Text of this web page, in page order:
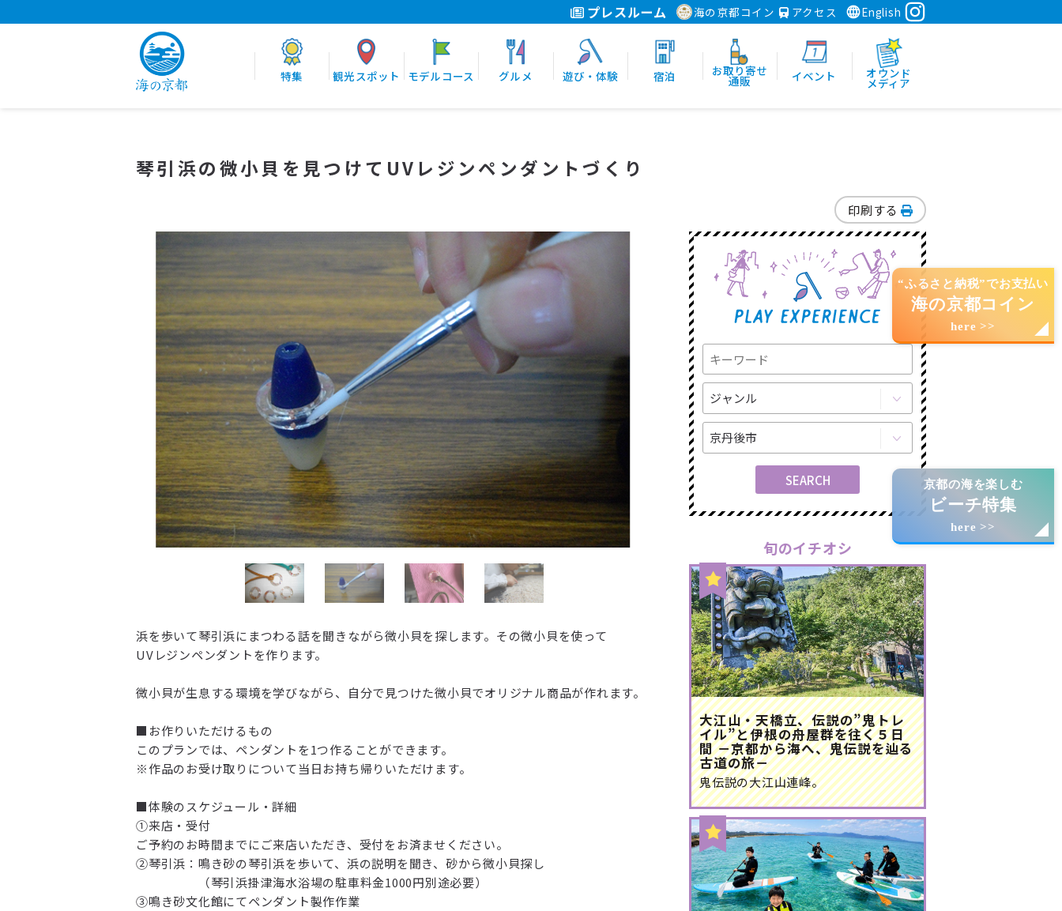
プレスルーム 海の京都コイン アクセス English
特集 観光スポット モデルコース グルメ 遊び・体験 宿泊 お取り寄せ
通販 イベント オウンド
メディア
“ふるさと納税”でお支払い
海の京都コイン
here >>
京都の海を楽しむ
ビーチ特集
here >>
琴引浜の微小貝を見つけてUVレジンペンダントづくり
印刷する
浜を歩いて琴引浜にまつわる話を聞きながら微小貝を探します。その微小貝を使って
UVレジンペンダントを作ります。
微小貝が生息する環境を学びながら、自分で見つけた微小貝でオリジナル商品が作れます。
■お作りいただけるもの
このプランでは、ペンダントを1つ作ることができます。
※作品のお受け取りについて当日お持ち帰りいただけます。
■体験のスケジュール・詳細
①来店・受付
ご予約のお時間までにご来店いただき、受付をお済ませください。
②琴引浜：鳴き砂の琴引浜を歩いて、浜の説明を聞き、砂から微小貝探し
（琴引浜掛津海水浴場の駐車料金1000円別途必要）
③鳴き砂文化館にてペンダント製作作業
旬のイチオシ
大江山・天橋立、伝説の”鬼トレ
イル”と伊根の舟屋群を往く５日
間 －京都から海へ、鬼伝説を辿る
古道の旅－
鬼伝説の大江山連峰。